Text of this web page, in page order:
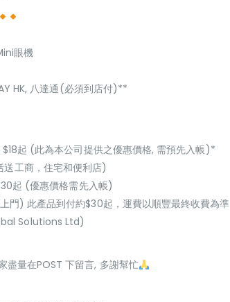
眼機
HK, 八達通(必須到店付)**
起 (此為本公司提供之優惠價格, 需預先入帳)*
工商，住宅和便利店)
起 (優惠價格需先入帳)
門) 此產品到付約$30起，運費以順豐最終收費為準
Solutions Ltd)
盡量在POST 下留言, 多謝幫忙